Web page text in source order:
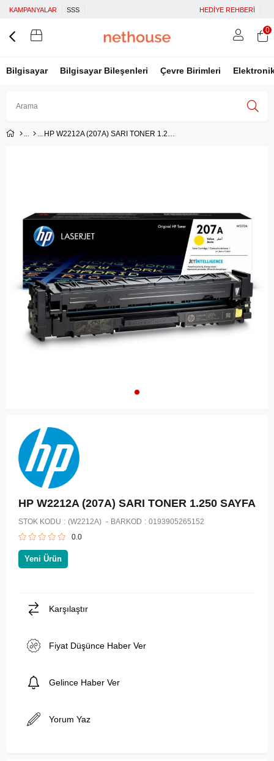
KAMPANYALAR SSS HEDİYE REHBERİ
Bilgisayar Bilgisayar Bileşenleri Çevre Birimleri
Üye Girişi Üye Ol
0
HP W2212A (207A) SARI TONER 1.250 SAYFA
HP W2212A (207A) SARI TONER 1.250 SAYFA
STOK KODU (W2212A) BARKOD : 0193905265152
0.0
Yeni Ürün
Karşılaştır
Fiyat Düşünce Haber Ver
Gelince Haber Ver
Yorum Yaz